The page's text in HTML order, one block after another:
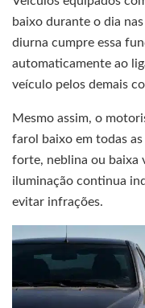
baixo durante o dia
diurna cumpre essa
automaticamente ao
veículo pelos demais
Mesmo assim, o
farol baixo em todas
forte, neblina ou baixa
iluminação continua
evitar infrações.